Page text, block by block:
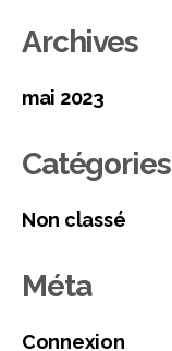
Archives
mai 2023
Catégories
Non classé
Méta
Connexion